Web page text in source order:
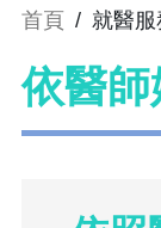
首頁 / 就醫服
依醫師